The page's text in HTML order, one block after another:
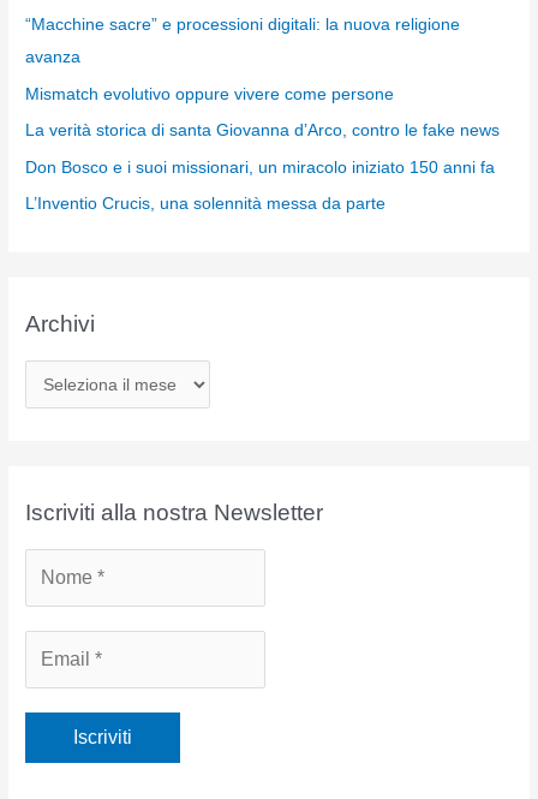
“Macchine sacre” e processioni digitali: la nuova religione
avanza
Mismatch evolutivo oppure vivere come persone
La verità storica di santa Giovanna d’Arco, contro le fake news
Don Bosco e i suoi missionari, un miracolo iniziato 150 anni fa
L’Inventio Crucis, una solennità messa da parte
Archivi
r
iIscriviti alla nostra Newsletter